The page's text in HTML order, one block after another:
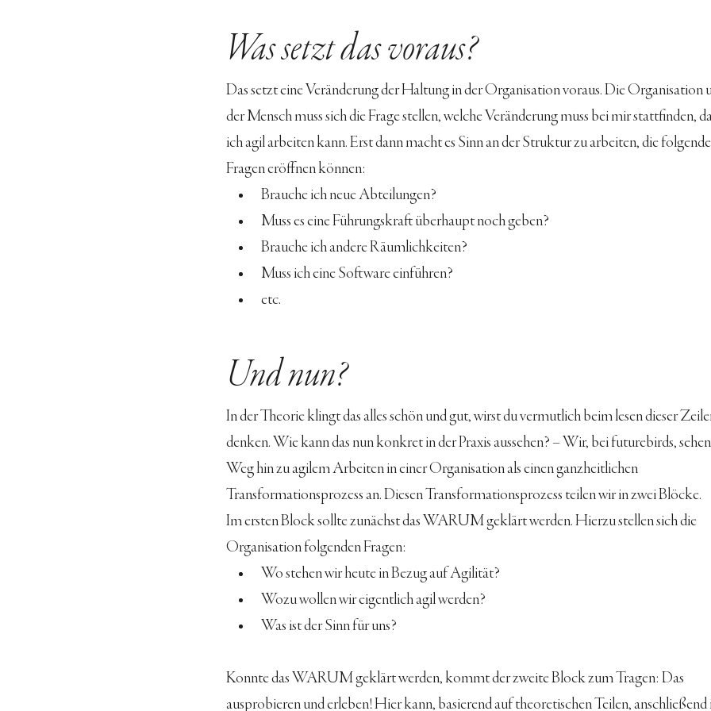
Was setzt das voraus?
Das setzt eine Veränderung der Haltung in der Organisation voraus. Die Organisation
der Mensch muss sich die Frage stellen, welche Veränderung muss bei mir stattfinden,
ich agil arbeiten kann. Erst dann macht es Sinn an der Struktur zu arbeiten, die folgende
Fragen eröffnen können:
Brauche ich neue Abteilungen?
Muss es eine Führungskraft überhaupt noch geben?
Brauche ich andere Räumlichkeiten?
Muss ich eine Software einführen?
etc.
Und nun?
In der Theorie klingt das alles schön und gut, wirst du vermutlich beim lesen dieser
denken. Wie kann das nun konkret in der Praxis aussehen? – Wir, bei futurebirds,
Weg hin zu agilem Arbeiten in einer Organisation als einen ganzheitlichen
Transformationsprozess an. Diesen Transformationsprozess teilen wir in zwei Blöcke.
Im ersten Block sollte zunächst das WARUM geklärt werden. Hierzu stellen sich die
Organisation folgenden Fragen:
Wo stehen wir heute in Bezug auf Agilität?
Wozu wollen wir eigentlich agil werden?
Was ist der Sinn für uns?
Konnte das WARUM geklärt werden, kommt der zweite Block zum Tragen: Das
ausprobieren und erleben! Hier kann, basierend auf theoretischen Teilen, anschließend